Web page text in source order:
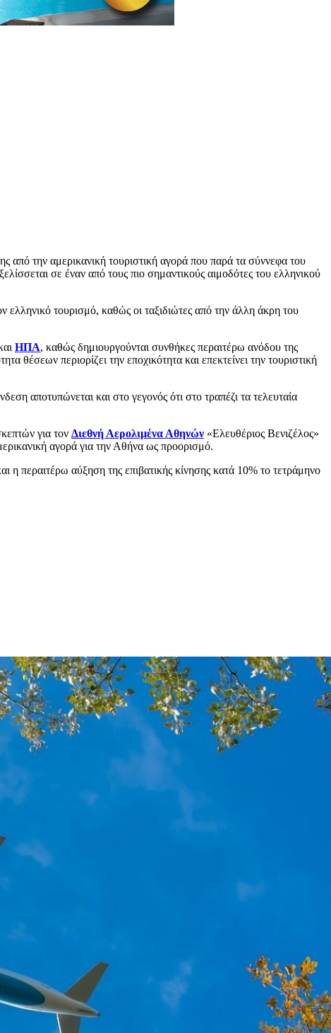
από την αμερικανική τουριστική αγορά που παρά τα σύννεφα του
σε έναν από τους πιο σημαντικούς αιμοδότες του ελληνικού
ελληνικό τουρισμό, καθώς οι ταξιδιώτες από την άλλη άκρη του
ΗΠΑ, καθώς δημιουργούνται συνθήκες περαιτέρω ανόδου της
θέσεων περιορίζει την εποχικότητα και επεκτείνει την τουριστική
αποτυπώνεται και στο γεγονός ότι στο τραπέζι τα τελευταία
για τον Διεθνή Αερολιμένα Αθηνών «Ελευθέριος Βενιζέλος»
αγορά για την Αθήνα ως προορισμό.
η περαιτέρω αύξηση της επιβατικής κίνησης κατά 10% το τετράμηνο